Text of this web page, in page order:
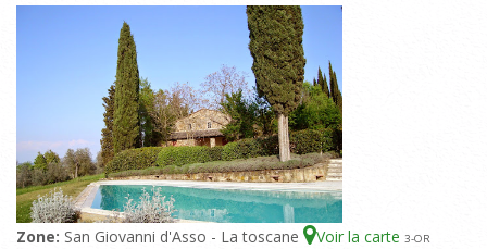
Zone: San Giovanni d'Asso - La toscane Voir la carte 3-OR